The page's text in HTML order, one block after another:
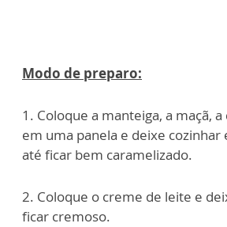
Modo de preparo:
1. Coloque a manteiga, a maçã,
em uma panela e deixe cozinhar
até ficar bem caramelizado.
2. Coloque o creme de leite e
ficar cremoso.